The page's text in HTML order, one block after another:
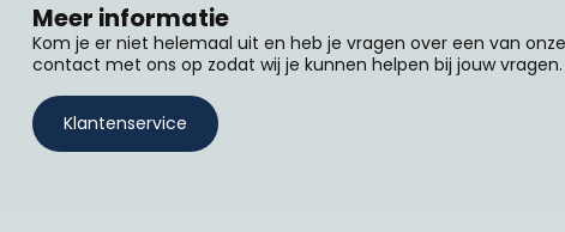
Meer informatie
Kom je er niet helemaal uit en heb je vragen over een van
contact met ons op zodat wij je kunnen helpen bij jouw vragen.
Klantenservice